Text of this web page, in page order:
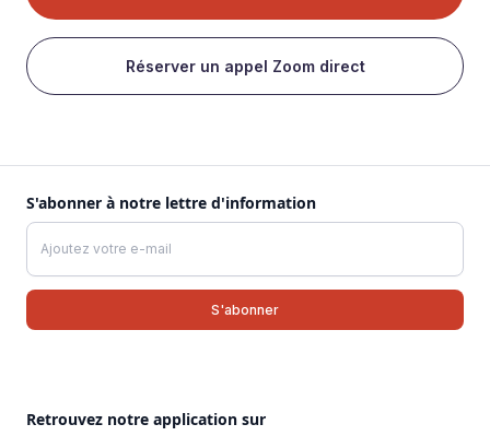
Réserver un appel Zoom direct
S'abonner à notre lettre d'information
Retrouvez notre application sur